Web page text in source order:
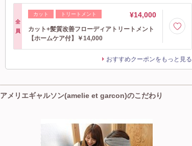
全
員
カット トリートメント ¥14,000
カット+髪質改善フローディアトリートメント
【ホームケア付】￥14,000
おすすめクーポンをもっと見る
アメリエギャルソン(amelie et garcon)のこだわり